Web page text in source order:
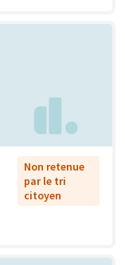
Non retenue
par le tri
citoyen